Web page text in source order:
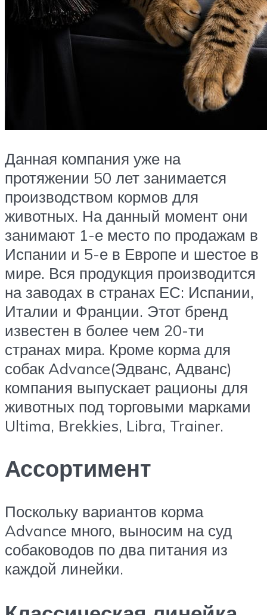
Данная компания уже на
протяжении 50 лет занимается
производством кормов для
животных. На данный момент они
занимают 1-е место по продажам в
Испании и 5-е в Европе и шестое в
мире. Вся продукция производится
на заводах в странах ЕС: Испании,
Италии и Франции. Этот бренд
известен в более чем 20-ти
странах мира. Кроме корма для
собак Advance(Эдванс, Адванс)
компания выпускает рационы для
животных под торговыми марками
Ultima, Brekkies, Libra, Trainer.
Ассортимент
Поскольку вариантов корма
Advance много, выносим на суд
собаководов по два питания из
каждой линейки.